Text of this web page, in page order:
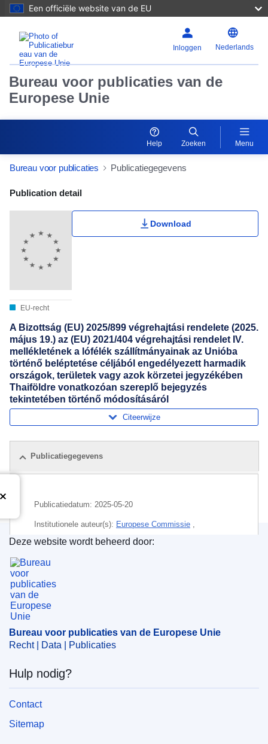
Een officiële website van de EU
Inloggen Nederlands
Bureau voor publicaties van de
Europese Unie
Help Zoeken Menu
Bureau voor publicaties Publicatiegegevens
Publication Detail Actions Portlet
Publication detail
EU-recht
Download
A Bizottság (EU) 2025/899 végrehajtási rendelete (2025.
május 19.) az (EU) 2021/404 végrehajtási rendelet IV.
mellékletének a lófélék szállítmányainak az Unióba
történő beléptetése céljából engedélyezett harmadik
országok, területek vagy azok körzetei jegyzékében
Thaiföldre vonatkozóan szereplő bejegyzés
tekintetében történő módosításáról
Citeerwijze
Publicatiegegevens
Publicatiedatum: 2025-05-20
Institutionele auteur(s): Europese Commissie ,
Directoraat-generaal Gezondheid en Voedselveiligheid
Onderwerp:
(EU)
veterinaire inspectie
CELEX : 32025R0899
ELI :reg_impl/2025/899/oj
OJ : L_202500899
IMMC : C(2025)3007/4067088
Bureau voor publicaties van de Europese Unie
Deze website wordt beheerd door:
Bureau voor publicaties van de Europese Unie
Recht | Data | Publicaties
Hulp nodig?
Contact
Sitemap